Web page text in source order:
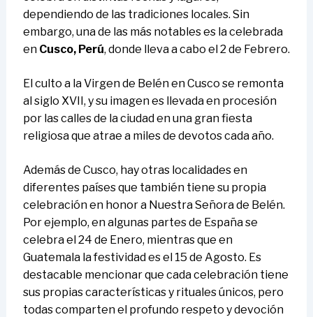
dependiendo de las tradiciones locales. Sin
embargo, una de las más notables es la celebrada
en Cusco, Perú, donde lleva a cabo el 2 de Febrero.
El culto a la Virgen de Belén en Cusco se remonta
al siglo XVII, y su imagen es llevada en procesión
por las calles de la ciudad en una gran fiesta
religiosa que atrae a miles de devotos cada año.
Además de Cusco, hay otras localidades en
diferentes países que también tiene su propia
celebración en honor a Nuestra Señora de Belén.
Por ejemplo, en algunas partes de España se
celebra el 24 de Enero, mientras que en
Guatemala la festividad es el 15 de Agosto. Es
destacable mencionar que cada celebración tiene
sus propias características y rituales únicos, pero
todas comparten el profundo respeto y devoción